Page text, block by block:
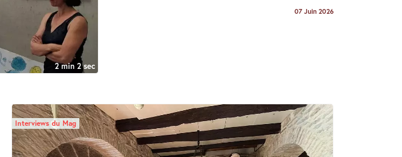
2 min 2 sec
07 Juin 2026
Interviews du Mag